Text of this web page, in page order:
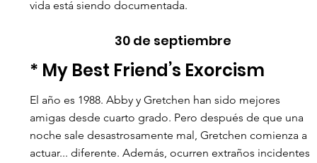
vida está siendo documentada.
30 de septiembre
* My Best Friend’s Exorcism
El año es 1988. Abby y Gretchen han sido mejores
amigas desde cuarto grado. Pero después de que una
noche sale desastrosamente mal, Gretchen comienza a
actuar... diferente. Además, ocurren extraños incidentes